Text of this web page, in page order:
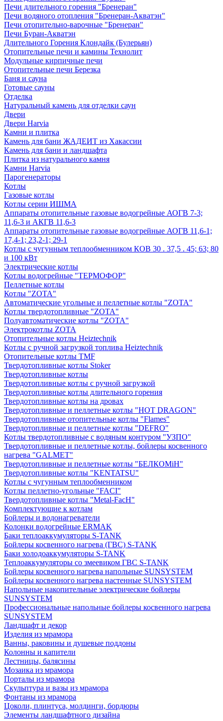
Печи длительного горения "Бренеран"
Печи водяного отопления "Бренеран-Акватэн"
Печи отопительно-варочные "Бренеран"
Печи Буран-Акватэн
Длительного Горения Клондайк (Булерьян)
Отопительные печи и камины Технолит
Модульные кирпичные печи
Отопительные печи Березка
Баня и сауна
Готовые сауны
Отделка
Натуральный камень для отделки саун
Двери
Двери Harvia
Камни и плитка
Камень для бани ЖАДЕИТ из Хакассии
Камень для бани и ландшафта
Плитка из натурального камня
Камни Harvia
Парогенераторы
Котлы
Газовые котлы
Котлы серии ИШМА
Аппараты отопительные газовые водогрейные АОГВ 7-3;
11,6-3 и АКГВ 11,6-3
Аппараты отопительные газовые водогрейные АОГВ 11,6-1;
17,4-1; 23,2-1; 29-1
Котлы с чугунным теплообменником КОВ 30 . 37,5 . 45; 63; 80
и 100 кВт
Электрические котлы
Котлы водогрейные "ТЕРМОФОР"
Пеллетные котлы
Котлы "ZOTA"
Автоматические угольные и пеллетные котлы "ZOTA"
Котлы твердотопливные "ZOTA"
Полуавтоматические котлы "ZOTA"
Электрокотлы ZOTA
Отопительные котлы Heiztechnik
Котлы с ручной загрузкой топлива Heiztechnik
Отопительные котлы TMF
Твердотопливные котлы Stoker
Твердотопливные котлы
Твердотопливные котлы с ручной загрузкой
Твердотопливные котлы длительного горения
Твердотопливные котлы на дровах
Твердотопливные и пеллетные котлы "HOT DRAGON"
Твердотопливные отопительные котлы "Flames"
Твердотопливные и пеллетные котлы "DEFRO"
Котлы твердотопливные с водяным контуром "УЗПО"
Твердотопливные и пеллетные котлы, бойлеры косвенного
нагрева "GALMET"
Твердотопливные и пеллетные котлы "БЕЛКОМiН"
Твердотопливные котлы "KENTATSU"
Котлы с чугунным теплообменником
Котлы пеллетно-угольные "FACI"
Твердотопливные котлы "Metal-FacH"
Комплектующие к котлам
Бойлеры и водонагреватели
Колонки водогрейные ERMAK
Баки теплоаккумуляторы S-TANK
Бойлеры косвенного нагрева (ГВС) S-TANK
Баки холодоаккумуляторы S-TANK
Теплоаккумуляторы со змеевиком ГВС S-TANK
Бойлеры косвенного нагрева напольные SUNSYSTEM
Бойлеры косвенного нагрева настенные SUNSYSTEM
Напольные накопительные электрические бойлеры
SUNSYSTEM
Профессиональные напольные бойлеры косвенного нагрева
SUNSYSTEM
Ландшафт и декор
Изделия из мрамора
Ванны, раковины и душевые поддоны
Колонны и капители
Лестницы, балясины
Мозаика из мрамора
Порталы из мрамора
Скульптура и вазы из мрамора
Фонтаны из мрамора
Цоколи, плинтуса, молдинги, бордюры
Элементы ландшафтного дизайна